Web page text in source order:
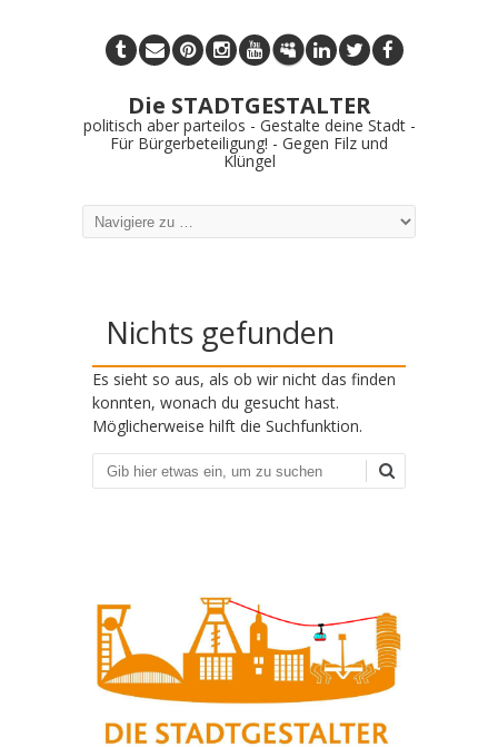
Die STADTGESTALTER
politisch aber parteilos - Gestalte deine Stadt -
Für Bürgerbeteiligung! - Gegen Filz und
Klüngel
Nichts gefunden
Es sieht so aus, als ob wir nicht das finden
konnten, wonach du gesucht hast.
Möglicherweise hilft die Suchfunktion.
Suchen